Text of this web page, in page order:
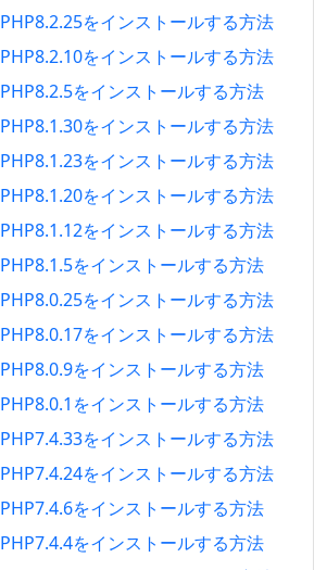
をインストールする方法
をインストールする方法
をインストールする方法
をインストールする方法
をインストールする方法
をインストールする方法
をインストールする方法
をインストールする方法
をインストールする方法
をインストールする方法
をインストールする方法
をインストールする方法
をインストールする方法
をインストールする方法
をインストールする方法
をインストールする方法